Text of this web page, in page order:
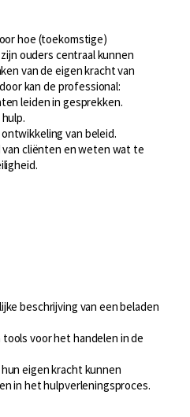
hoe (toekomstige)
ouders centraal kunnen
van de eigen kracht van
kan de professional:
leiden in gesprekken.
van beleid.
cliënten en weten wat te
beschrijving van een beladen
voor het handelen in de
eigen kracht kunnen
in het hulpverleningsproces.